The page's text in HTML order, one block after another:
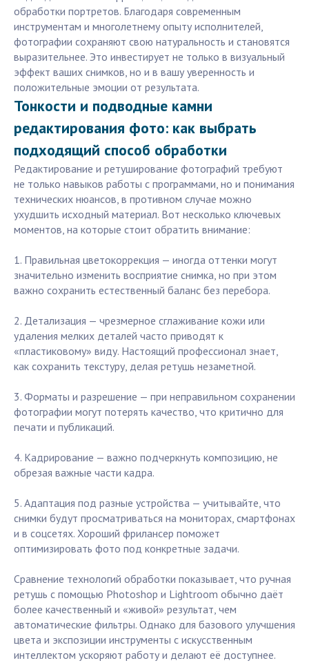
обработки портретов. Благодаря современным
инструментам и многолетнему опыту исполнителей,
фотографии сохраняют свою натуральность и становятся
выразительнее. Это инвестирует не только в визуальный
эффект ваших снимков, но и в вашу уверенность и
положительные эмоции от результата.
Тонкости и подводные камни
редактирования фото: как выбрать
подходящий способ обработки
Редактирование и ретуширование фотографий требуют
не только навыков работы с программами, но и понимания
технических нюансов, в противном случае можно
ухудшить исходный материал. Вот несколько ключевых
моментов, на которые стоит обратить внимание:
1. Правильная цветокоррекция — иногда оттенки могут
значительно изменить восприятие снимка, но при этом
важно сохранить естественный баланс без перебора.
2. Детализация — чрезмерное сглаживание кожи или
удаления мелких деталей часто приводят к
«пластиковому» виду. Настоящий профессионал знает,
как сохранить текстуру, делая ретушь незаметной.
3. Форматы и разрешение — при неправильном сохранении
фотографии могут потерять качество, что критично для
печати и публикаций.
4. Кадрирование — важно подчеркнуть композицию, не
обрезая важные части кадра.
5. Адаптация под разные устройства — учитывайте, что
снимки будут просматриваться на мониторах, смартфонах
и в соцсетях. Хороший фрилансер поможет
оптимизировать фото под конкретные задачи.
Сравнение технологий обработки показывает, что ручная
ретушь с помощью Photoshop и Lightroom обычно даёт
более качественный и «живой» результат, чем
автоматические фильтры. Однако для базового улучшения
цвета и экспозиции инструменты с искусственным
интеллектом ускоряют работу и делают её доступнее.